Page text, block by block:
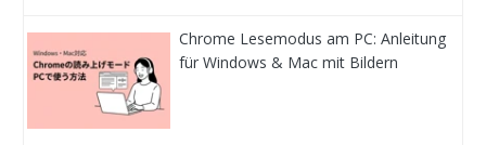
Chrome Lesemodus am PC: Anleitung
für Windows & Mac mit Bildern